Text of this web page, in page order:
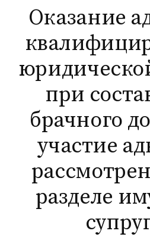
Оказание
при
брачного
участие
разделе